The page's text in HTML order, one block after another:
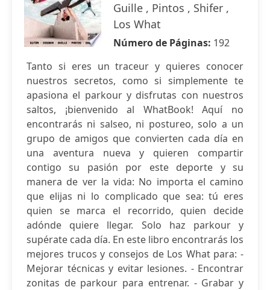
Guille , Pintos , Shifer ,
Los What
Número de Páginas: 192
Tanto si eres un traceur y quieres conocer
nuestros secretos, como si simplemente te
apasiona el parkour y disfrutas con nuestros
saltos, ¡bienvenido al WhatBook! Aquí no
encontrarás ni salseo, ni postureo, solo a un
grupo de amigos que convierten cada día en
una aventura nueva y quieren compartir
contigo su pasión por este deporte y su
manera de ver la vida: No importa el camino
que elijas ni lo complicado que sea: tú eres
quien se marca el recorrido, quien decide
adónde quiere llegar. Solo haz parkour y
supérate cada día. En este libro encontrarás los
mejores trucos y consejos de Los What para: -
Mejorar técnicas y evitar lesiones. - Encontrar
zonitas de parkour para entrenar. - Grabar y